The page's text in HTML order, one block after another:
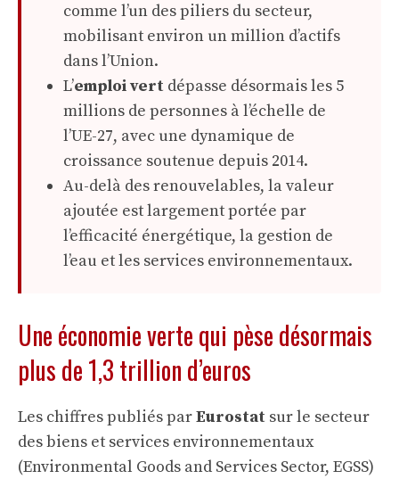
comme l’un des piliers du secteur,
mobilisant environ un million d’actifs
dans l’Union.
L’emploi vert dépasse désormais les 5
millions de personnes à l’échelle de
l’UE-27, avec une dynamique de
croissance soutenue depuis 2014.
Au-delà des renouvelables, la valeur
ajoutée est largement portée par
l’efficacité énergétique, la gestion de
l’eau et les services environnementaux.
Une économie verte qui pèse désormais
plus de 1,3 trillion d’euros
Les chiffres publiés parEurostat sur le secteur
des biens et services environnementaux
(Environmental Goods and Services Sector, EGSS)